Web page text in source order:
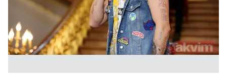
almak için lütfentıklayınız.